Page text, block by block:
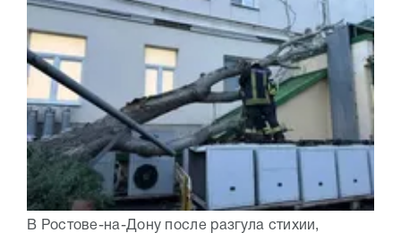
В Ростове-на-Дону после разгула стихии,